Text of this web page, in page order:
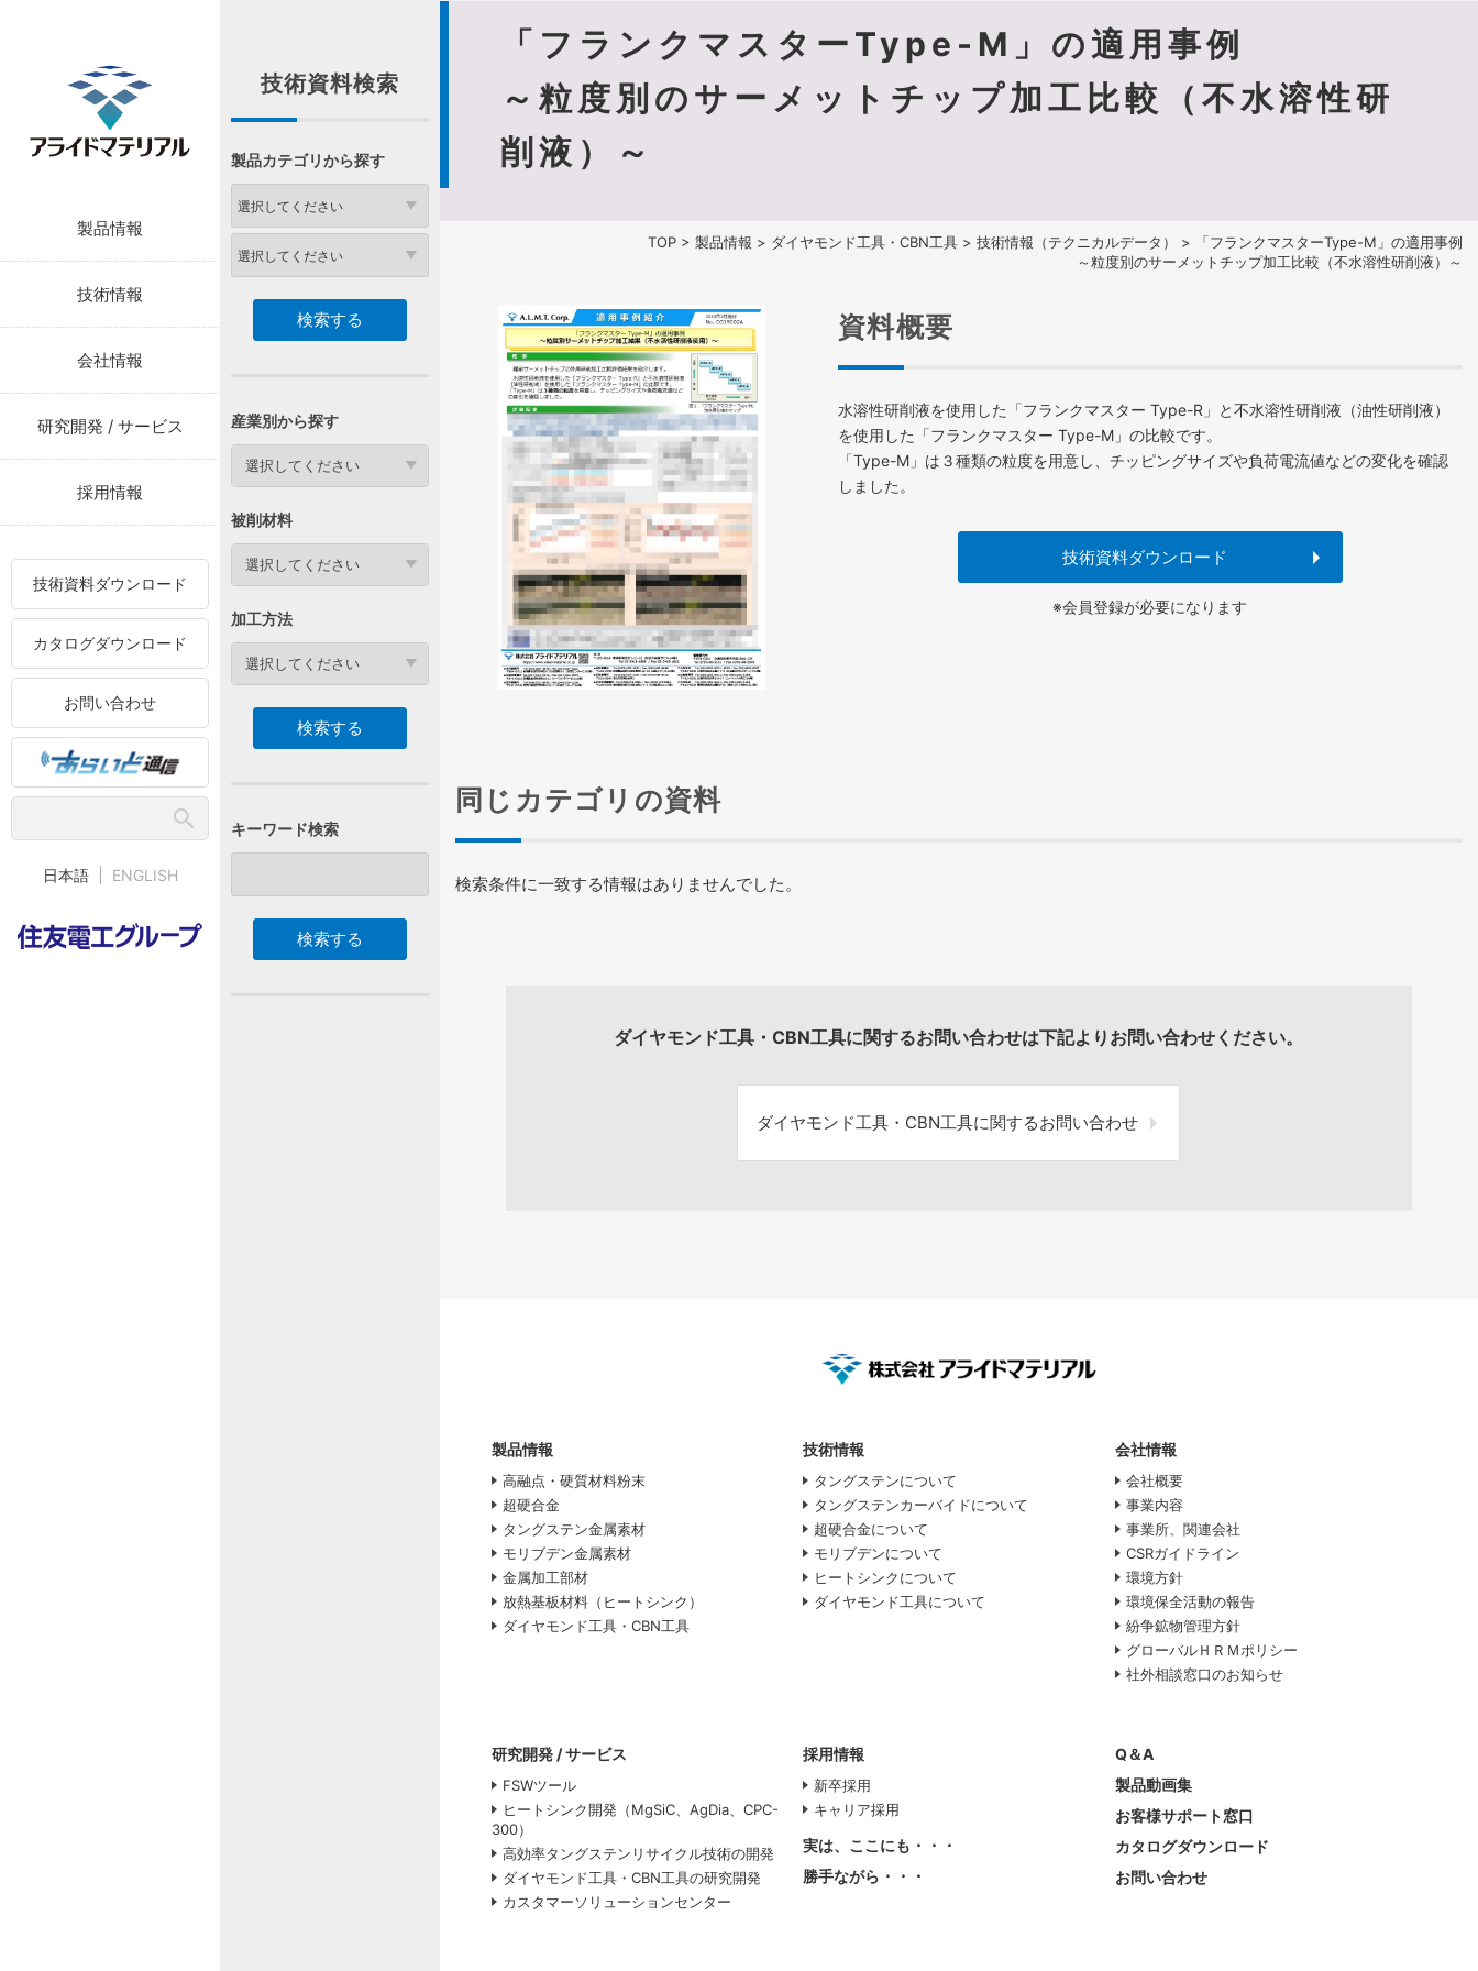
製品情報
技術情報
会社情報
研究開発 / サービス
採用情報
技術資料ダウンロード
カタログダウンロード
お問い合わせ
日本語 ENGLISH
「フランクマスターType-M」の適用事例
～粒度別のサーメットチップ加工比較（不水溶性研
削液）～
TOP> 製品情報 > ダイヤモンド工具・CBN工具> 技術情報（テクニカルデータ）
> 「フランクマスターType-M」の適用事例
～粒度別のサーメットチップ加工比較（不水溶性研削液）～
資料概要
水溶性研削液を使用した「フランクマスター Type-R」と不水溶性研削液（油性研削液）
を使用した「フランクマスター Type-M」の比較です。
「Type-M」は３種類の粒度を用意し、チッピングサイズや負荷電流値などの変化を確認
しました。
技術資料ダウンロード
※会員登録が必要になります
同じカテゴリの資料
検索条件に一致する情報はありませんでした。
ダイヤモンド工具・CBN工具に関するお問い合わせは下記よりお問い合わせください。
ダイヤモンド工具・ CBN工具に関するお問い合わせ
技術資料検索
製品カテゴリから探す
産業別から探す
選択してください
被削材料
選択してください
加工方法
選択してください
キーワード検索
製品情報
高融点・硬質材料粉末
超硬合金
タングステン金属素材
モリブデン金属素材
金属加工部材
放熱基板材料（ヒートシンク）
ダイヤモンド工具・CBN工具
技術情報
タングステンについて
タングステンカーバイドについて
超硬合金について
モリブデンについて
ヒートシンクについて
ダイヤモンド工具について
会社情報
会社概要
事業内容
事業所、関連会社
CSRガイドライン
環境方針
環境保全活動の報告
紛争鉱物管理方針
グローバルＨＲＭポリシー
社外相談窓口のお知らせ
研究開発 / サービス
FSWツール
ヒートシンク開発（MgSiC、AgDia、CPC-
300）
高効率タングステンリサイクル技術の開発
ダイヤモンド工具・CBN工具の研究開発
カスタマーソリューションセンター
採用情報
新卒採用
キャリア採用
実は、ここにも・・・
勝手ながら・・・
Q＆A
製品動画集
お客様サポート窓口
カタログダウンロード
お問い合わせ